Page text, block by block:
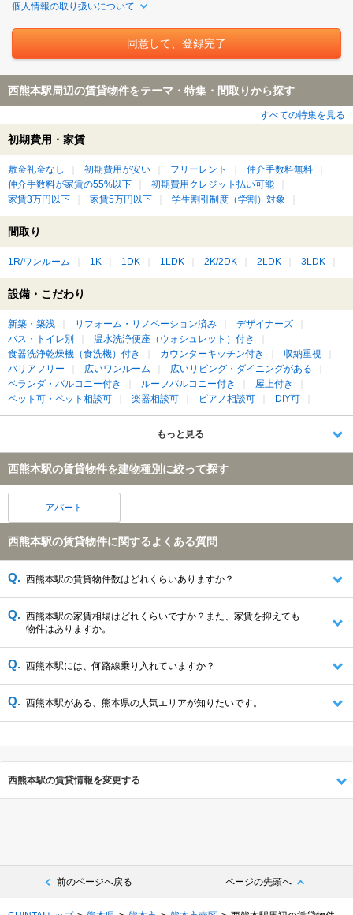
個人情報の取り扱いについて
西熊本駅周辺の賃貸物件をテーマ・特集・間取りから探す
すべての特集を見る
初期費用・家賃
敷金礼金なし 初期費用が安い フリーレント
仲介手数料無料
仲介手数料が家賃の55%以下
初期費用クレジット払い可能
家賃3万円以下
家賃5万円以下 学生割引制度（学割）対象
間取り
1R/ワンルーム 1K 1DK 1LDK 2K/2DK 2LDK 3LDK
設備・こだわり
新築・築浅 リフォーム・リノベーション済み
デザイナーズ
バス・トイレ別
温水洗浄便座（ウォシュレット）付き
食器洗浄乾燥機（食洗機）付き
カウンターキッチン付き
収納重視
バリアフリー
広いワンルーム
広いリビング・ダイニングがある
ベランダ・バルコニー付き
ルーフバルコニー付き
屋上付き
ペット可・ペット相談可
楽器相談可 ピアノ相談可 DIY可
もっと見る
西熊本駅の賃貸物件を建物種別に絞って探す
アパート
西熊本駅の賃貸物件に関するよくある質問
西熊本駅の賃貸物件数はどれくらいありますか？
西熊本駅の家賃相場はどれくらいですか？また、家賃を抑えても
物件はありますか。
西熊本駅には、何路線乗り入れていますか？
西熊本駅がある、熊本県の人気エリアが知りたいです。
西熊本駅の賃貸情報を変更する
前のページへ戻る ページの先頭へ